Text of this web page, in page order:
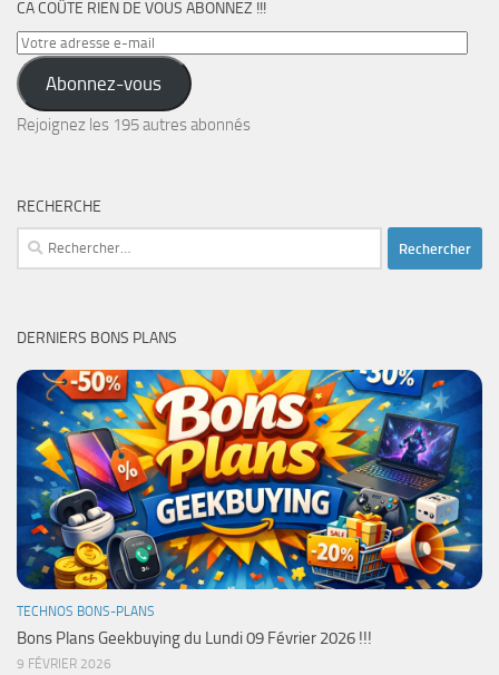
CA COÛTE RIEN DE VOUS ABONNEZ !!!
Votre
adresse
e-
mail
Abonnez-vous
Rejoignez les 195 autres abonnés
RECHERCHE
Rechercher :
DERNIERS BONS PLANS
TECHNOS BONS-PLANS
Bons Plans Geekbuying du Lundi 09 Février 2026 !!!
9 FÉVRIER 2026